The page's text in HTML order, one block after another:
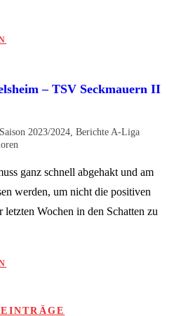
– TSV Seckmauern II
Saison 2023/2024 ,Berichte A-Liga
ganz schnell abgehakt und am
werden, um nicht die positiven
letzten Wochen in den Schatten zu